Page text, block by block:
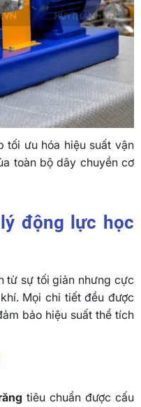
tối ưu hóa hiệu suất vận
toàn bộ dây chuyền cơ
động lực học
từ sự tối giản nhưng cực
Mọi chi tiết đều được
bảo hiệu suất thể tích
tiêu chuẩn được cấu